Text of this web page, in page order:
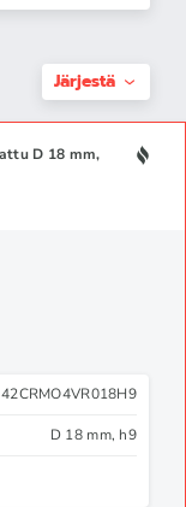
Järjestä
D 18 mm,
42CRMO4VR018H9
D 18 mm, h9